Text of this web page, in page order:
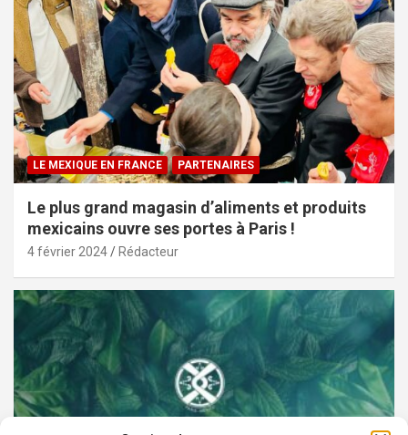
LE MEXIQUE EN FRANCE PARTENAIRES
Le plus grand magasin d’aliments et produits
mexicains ouvre ses portes à Paris !
4 février 2024 Rédacteur